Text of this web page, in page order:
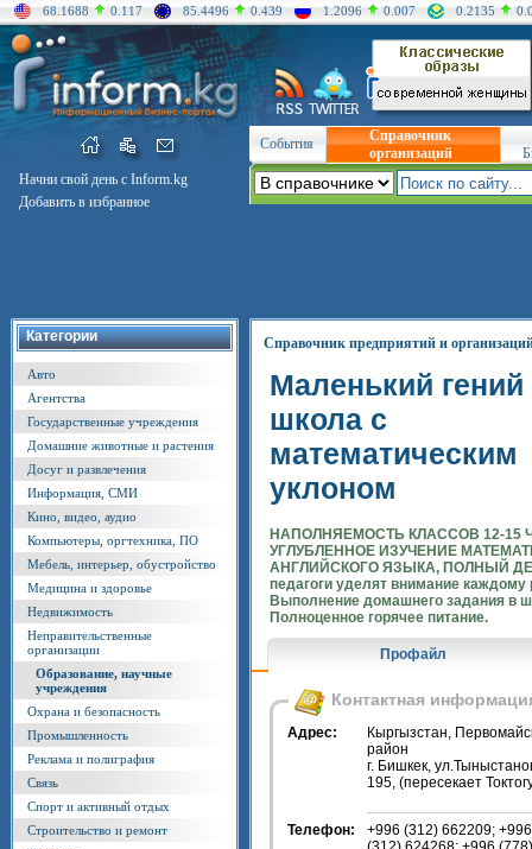
68.1688 0.117 85.4496 0.439 1.2096 0.007 0.2135
Начни свой день с Inform.kg
Добавить в избранное
События
Справочник
организаций
Категории
Авто
Агентства
Государственные учреждения
Домашние животные и растения
Досуг и развлечения
Информация, СМИ
Кино, видео, аудио
Компьютеры, оргтехника, ПО
Мебель, интерьер, обустройство
Медицина и здоровье
Недвижимость
Неправительственные
организации
Образование, научные
учреждения
Охрана и безопасность
Промышленность
Реклама и полиграфия
Связь
Спорт и активный отдых
Строительство и ремонт
Справочник предприятий и
Маленький гений
школа с
математическим
уклоном
НАПОЛНЯЕМОСТЬ КЛАССОВ 12-15
УГЛУБЛЕННОЕ ИЗУЧЕНИЕ
АНГЛИЙСКОГО ЯЗЫКА, ПОЛНЫЙ
педагоги уделят внимание каждому
Выполнение домашнего задания в
Полноценное горячее питание.
Профайл
Контактная
Адрес:
Кыргызстан,
район
г. Бишкек,
195, (пересекает
Телефон:
+996 (312) 662209; +996